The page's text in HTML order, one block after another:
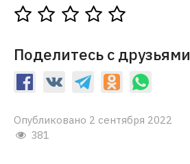
Поделитесь с друзьями
Опубликовано 2 сентября 2022
381